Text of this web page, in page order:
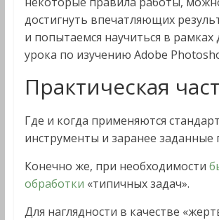
достигнуть впечатляющих
и попытаемся научиться в рамках
урока по изучению Adobe
Практическая
Где и когда применяются
инструменты и заранее заданные
Конечно же, при необходимости
обработки «типичных задач».
Для наглядности в качестве